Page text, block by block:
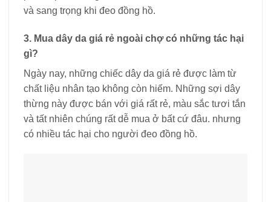
và sang trọng khi đeo đồng hồ.
3. Mua dây da giá rẻ ngoài chợ có những tác hại
gì?
Ngày nay, những chiếc dây da giá rẻ được làm từ
chất liệu nhân tạo không còn hiếm. Những sợi dây
thừng này được bán với giá rất rẻ, màu sắc tươi tắn
và tất nhiên chúng rất dễ mua ở bất cứ đâu. nhưng
có nhiều tác hại cho người đeo đồng hồ.